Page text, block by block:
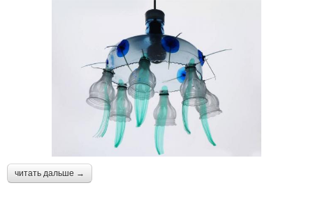
читать дальше →